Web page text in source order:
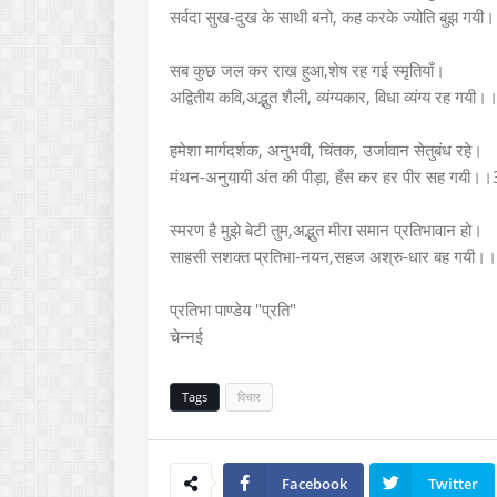
सर्वदा सुख-दुख के साथी बनो, कह करके ज्योति बुझ
सब कुछ जल कर राख हुआ,शेष रह गई स्मृतियाँ।
अद्वितीय कवि,अद्भुत शैली, व्यंग्यकार, विधा व्यंग्य रह
हमेशा मार्गदर्शक, अनुभवी, चिंतक, उर्जावान सेतुबंध रहे।
मंथन-अनुयायी अंत की पीड़ा, हँस कर हर पीर सह
स्मरण है मुझे बेटी तुम,अद्भुत मीरा समान प्रतिभावान हो।
साहसी सशक्त प्रतिभा-नयन,सहज अश्रु-धार बह
प्रतिभा पाण्डेय "प्रति"
चेन्नई
Tags विचार
Facebook Twitter